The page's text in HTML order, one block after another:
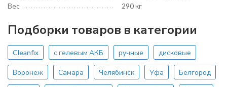
Вес
290 кг
Подборки товаров в категории
Cleanfix с гелевым АКБ ручные дисковые
Воронеж Самара Челябинск Уфа Белгород